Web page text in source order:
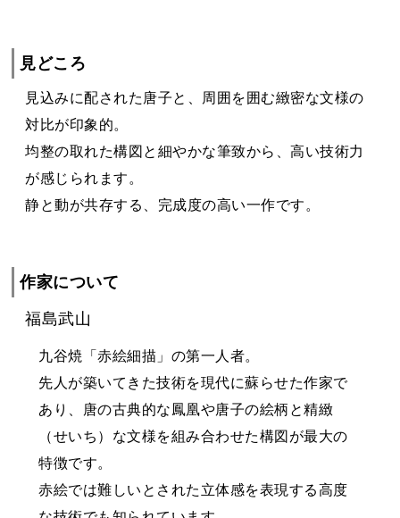
見どころ
見込みに配された唐子と、周囲を囲む緻密な文様の
対比が印象的。
均整の取れた構図と細やかな筆致から、高い技術力
が感じられます。
静と動が共存する、完成度の高い一作です。
作家について
福島武山
九谷焼「赤絵細描」の第一人者。
先人が築いてきた技術を現代に蘇らせた作家で
あり、唐の古典的な鳳凰や唐子の絵柄と精緻
（せいち）な文様を組み合わせた構図が最大の
特徴です。
赤絵では難しいとされた立体感を表現する高度